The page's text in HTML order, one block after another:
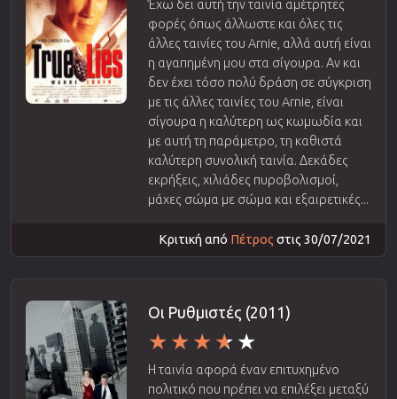
Έχω δει αυτή την ταινία αμέτρητες
φορές όπως άλλωστε και όλες τις
άλλες ταινίες του Arnie, αλλά αυτή είναι
η αγαπημένη μου στα σίγουρα. Αν και
δεν έχει τόσο πολύ δράση σε σύγκριση
με τις άλλες ταινίες του Arnie, είναι
σίγουρα η καλύτερη ως κωμωδία και
με αυτή τη παράμετρο, τη καθιστά
καλύτερη συνολική ταινία. Δεκάδες
εκρήξεις, χιλιάδες πυροβολισμοί,
μάχες σώμα με σώμα και εξαιρετικές...
Κριτική από Πέτρος στις 30/07/2021
Οι Ρυθμιστές (2011)
Η ταινία αφορά έναν επιτυχημένο
πολιτικό που πρέπει να επιλέξει μεταξύ